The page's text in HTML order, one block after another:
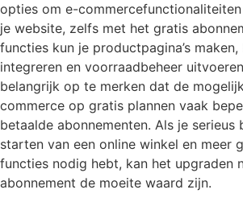
opties om e-
je website, zelfs met het gratis
functies kun je productpagina’s
integreren en voorraadbeheer
belangrijk op te merken dat de
commerce op gratis plannen vaak
betaalde abonnementen. Als je serieus
starten van een online winkel en meer
functies nodig hebt, kan het upgraden
abonnement de moeite waard zijn.